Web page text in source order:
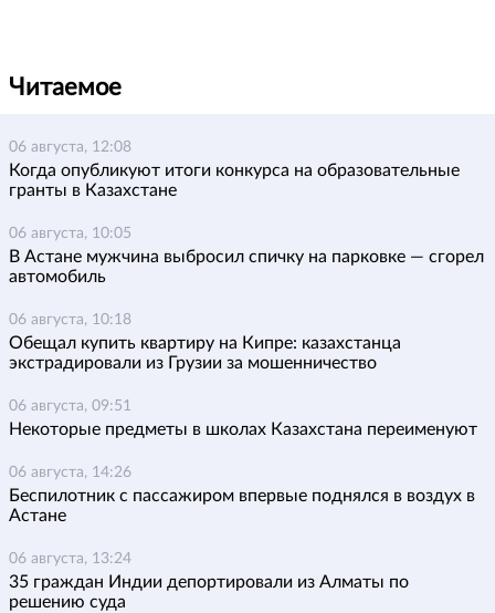
Читаемое
06 августа, 12:08
Когда опубликуют итоги конкурса на образовательные
гранты в Казахстане
06 августа, 10:05
В Астане мужчина выбросил спичку на парковке — сгорел
автомобиль
06 августа, 10:18
Обещал купить квартиру на Кипре: казахстанца
экстрадировали из Грузии за мошенничество
06 августа, 09:51
Некоторые предметы в школах Казахстана переименуют
06 августа, 14:26
Беспилотник с пассажиром впервые поднялся в воздух в
Астане
06 августа, 13:24
35 граждан Индии депортировали из Алматы по
решению суда